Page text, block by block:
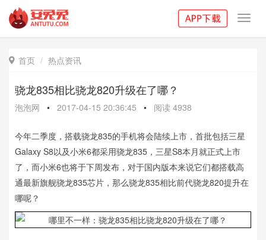
 首页 热点资讯
骁龙835相比骁龙820升级在了哪？
泡泡网 • 2017-04-15 20:36:45 • 阅读 4938
今年二季度，搭载骁龙835的手机将会陆续上市，首批包括三星
Galaxy S8以及小米6都采用骁龙835，三星S8本月就正式上市
了，而小米6也将于下周发布，对于国内版本来说它们都搭载高
通最新旗舰骁龙835芯片，那么骁龙835相比前代骁龙820提升在
哪呢？